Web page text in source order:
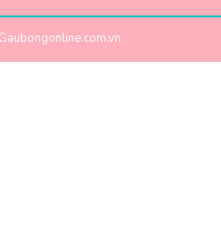
Gaubongonline.com.vn